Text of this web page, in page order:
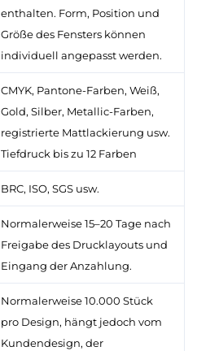
enthalten. Form, Position und
Größe des Fensters können
individuell angepasst werden.
CMYK, Pantone-Farben, Weiß,
Gold, Silber, Metallic-Farben,
registrierte Mattlackierung usw.
Tiefdruck bis zu 12 Farben
BRC, ISO, SGS usw.
Normalerweise 15–20 Tage nach
Freigabe des Drucklayouts und
Eingang der Anzahlung.
Normalerweise 10.000 Stück
pro Design, hängt jedoch vom
Kundendesign, der